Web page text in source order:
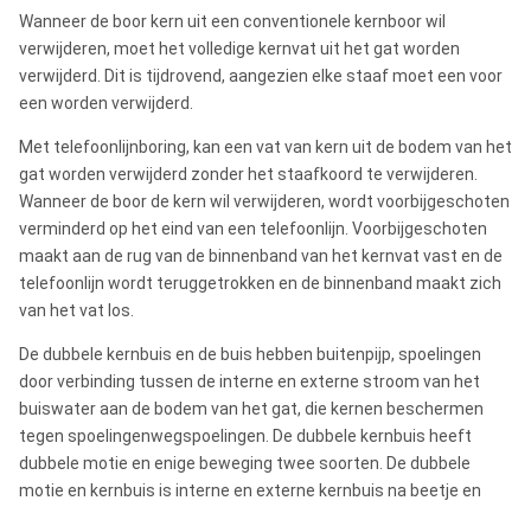
Wanneer de boor kern uit een conventionele kernboor wil
verwijderen, moet het volledige kernvat uit het gat worden
verwijderd. Dit is tijdrovend, aangezien elke staaf moet een voor
een worden verwijderd.
Met telefoonlijnboring, kan een vat van kern uit de bodem van het
gat worden verwijderd zonder het staafkoord te verwijderen.
Wanneer de boor de kern wil verwijderen, wordt voorbijgeschoten
verminderd op het eind van een telefoonlijn. Voorbijgeschoten
maakt aan de rug van de binnenband van het kernvat vast en de
telefoonlijn wordt teruggetrokken en de binnenband maakt zich
van het vat los.
De dubbele kernbuis en de buis hebben buitenpijp, spoelingen
door verbinding tussen de interne en externe stroom van het
buiswater aan de bodem van het gat, die kernen beschermen
tegen spoelingenwegspoelingen. De dubbele kernbuis heeft
dubbele motie en enige beweging twee soorten. De dubbele
motie en kernbuis is interne en externe kernbuis na beetje en